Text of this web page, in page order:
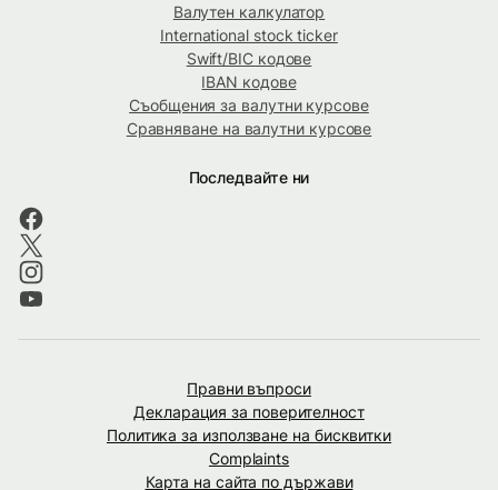
Валутен калкулатор
International stock ticker
Swift/BIC кодове
IBAN кодове
Съобщения за валутни курсове
Сравняване на валутни курсове
Последвайте ни
Правни въпроси
Декларация за поверителност
Политика за използване на бисквитки
Complaints
Карта на сайта по държави